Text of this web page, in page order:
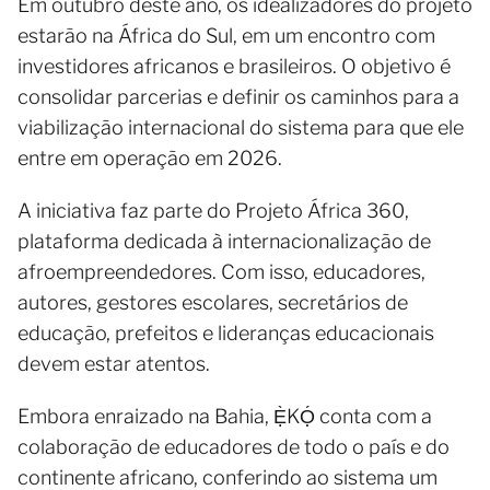
Em outubro deste ano, os idealizadores do projeto
estarão na África do Sul, em um encontro com
investidores africanos e brasileiros. O objetivo é
consolidar parcerias e definir os caminhos para a
viabilização internacional do sistema para que ele
entre em operação em 2026.
A iniciativa faz parte do Projeto África 360,
plataforma dedicada à internacionalização de
afroempreendedores. Com isso, educadores,
autores, gestores escolares, secretários de
educação, prefeitos e lideranças educacionais
devem estar atentos.
Embora enraizado na Bahia, Ẹ̀KỌ́ conta com a
colaboração de educadores de todo o país e do
continente africano, conferindo ao sistema um